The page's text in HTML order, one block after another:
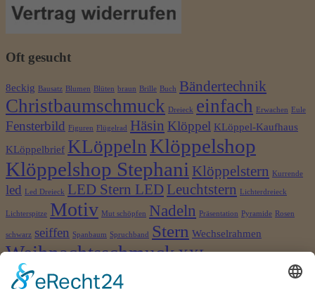
Oft gesucht
8eckig Bausatz Blumen Blüten braun Brille Buch Bändertechnik
Christbaumschmuck Dreieck einfach Erwachen Eule
Fensterbild Figuren Flügelrad Häsin Klöppel KLöppel-Kaufhaus
KLöppelbrief KLöppeln Klöppelshop
Klöppelshop Stephani Klöppelstern Kurrende
led Led Dreieck LED Stern LED Leuchtstern Lichterdreieck
Lichterspitze Motiv Mut schöpfen Nadeln Präsentation Pyramide Rosen
schwarz seiffen Spanbaum Spruchband Stern Wechselrahmen
WeihnachtsschmuckXXL
©2026 Klöppelshop und Drechslerei Stephani
×